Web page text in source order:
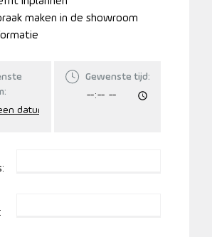
maken in de showroom
Gewenste tijd: